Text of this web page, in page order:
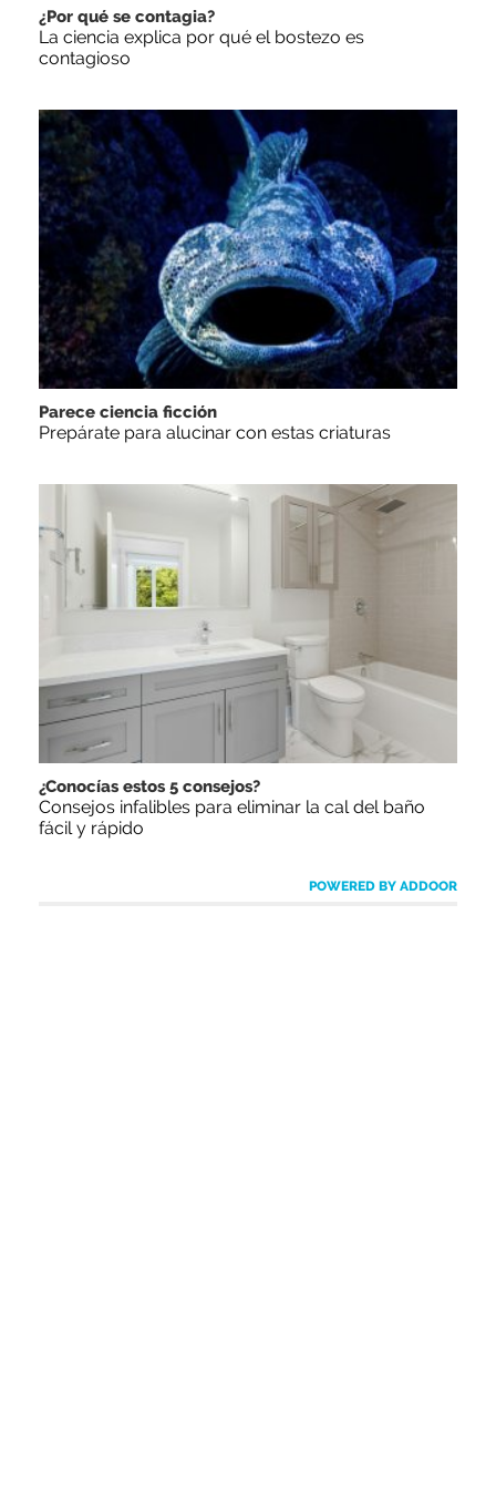
¿Por qué se contagia?
La ciencia explica por qué el bostezo es
contagioso
Parece ciencia ficción
Prepárate para alucinar con estas criaturas
¿Conocías estos 5 consejos?
Consejos infalibles para eliminar la cal del baño
fácil y rápido
POWERED BY ADDOOR